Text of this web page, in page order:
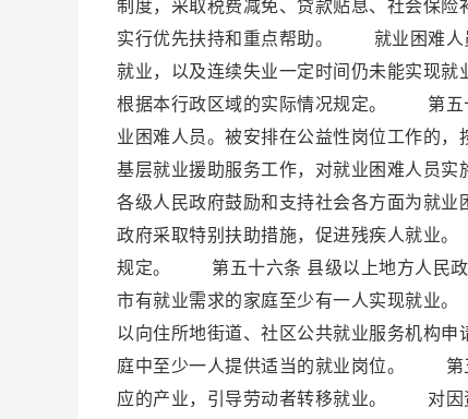
制度，采取税费减免、贷款贴息、社会保
实行优先扶持和重点帮助。 就业困难人
就业，以及连续失业一定时间仍未能实现
根据本行政区域的实际情况规定。 第五
业困难人员。被安排在公益性岗位工作的
基层就业援助服务工作，对就业困难人员
各级人民政府鼓励和支持社会各方面为就
政府采取特别扶助措施，促进残疾人就业
规定。 第五十六条 县级以上地方人民政
市有就业需求的家庭至少有一人实现就业
以向住所地街道、社区公共就业服务机构
庭中至少一人提供适当的就业岗位。 第
应的产业，引导劳动者转移就业。 对因